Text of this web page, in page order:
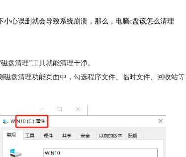
心误删就会导致系统崩溃，那么，电脑c盘该怎么清理
盘清理”工具就能清理干净。
磁盘清理功能页面中，勾选程序文件、临时文件、回收站等